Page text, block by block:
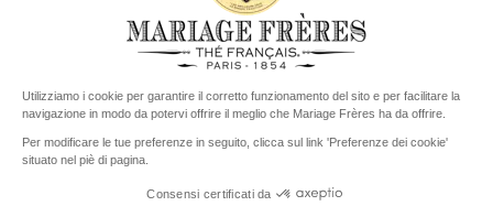
da 60 € in Francia Metropolitana
per il resto del mondo
Il suo paese di consegna è definito suStati Uniti
Cambiare il paese/la regione